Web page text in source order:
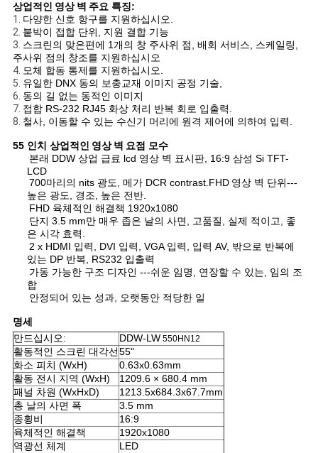
뉴
스
따
옴
시
오
CASE
CENTER
상업적인 영상 벽 주요 특징:
1. 다양한 신호 항구를 지원하십시오.
2. 붙박이 접합 단위, 지원 결합 기능
3. 스크린의 맞은편에 1개의 창 주사위 점, 배회 서비스, 스케일링,
주사위 점의 창조를 지원하십시오
4. 모체 합동 통제를 지원하십시오.
5. 유일한 DNX 동의 보충교재 이미지 공정 기술,
6. 동의 길 없는 동적인 이미지
7. 접합 RS-232 RJ45 화상 처리 반복 회로 입출력.
8. 철사, 이동할 수 있는 수신기 머리에 원격 제어에 의하여 입력.
55 인치 상업적인 영상 벽 요점 모수
본래 DDW 상업 급료 lcd 영상 벽 표시판, 16:9 삼성 Si TFT-
LCD
700마리의 nits 광도, 메가 DCR contrast.FHD 영상 벽 단위---
높은 광도, 경조, 높은 전반.
FHD 육체적인 해결책 1920x1080
단지 3.5 mm만 매우 좁은 날의 사면, 고품질, 실제 적이고, 좋
은 시각 효력.
2 x HDMI 입력, DVI 입력, VGA 입력, 입력 AV, 밖으로 반복에
있는 DP 반복, RS232 입출력
가동 가능한 구조 디자인 ---쉬운 임명, 연장할 수 있는, 임의 조
합
안정되어 있는 성과, 오랫동안 적당한 일
명세
만드십시오:
DDW-LW550HN12
활동적인 스크린 대각선55"
화소 피치 (WxH)
0.63x0.63mm
활동 전시 지역 (WxH)
1209.6 × 680.4 mm
패널 차원 (WxHxD)
1213.5x684.3x67.7mm
총 날의 사면 폭
3.5 mm
종횡비
16:9
육체적인 해결책
1920x1080
역광선 체계
LED